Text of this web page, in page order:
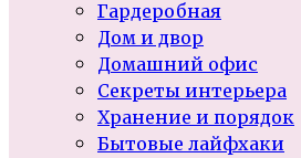
Гардеробная
Дом и двор
Домашний офис
Секреты интерьера
Хранение и порядок
Бытовые лайфхаки